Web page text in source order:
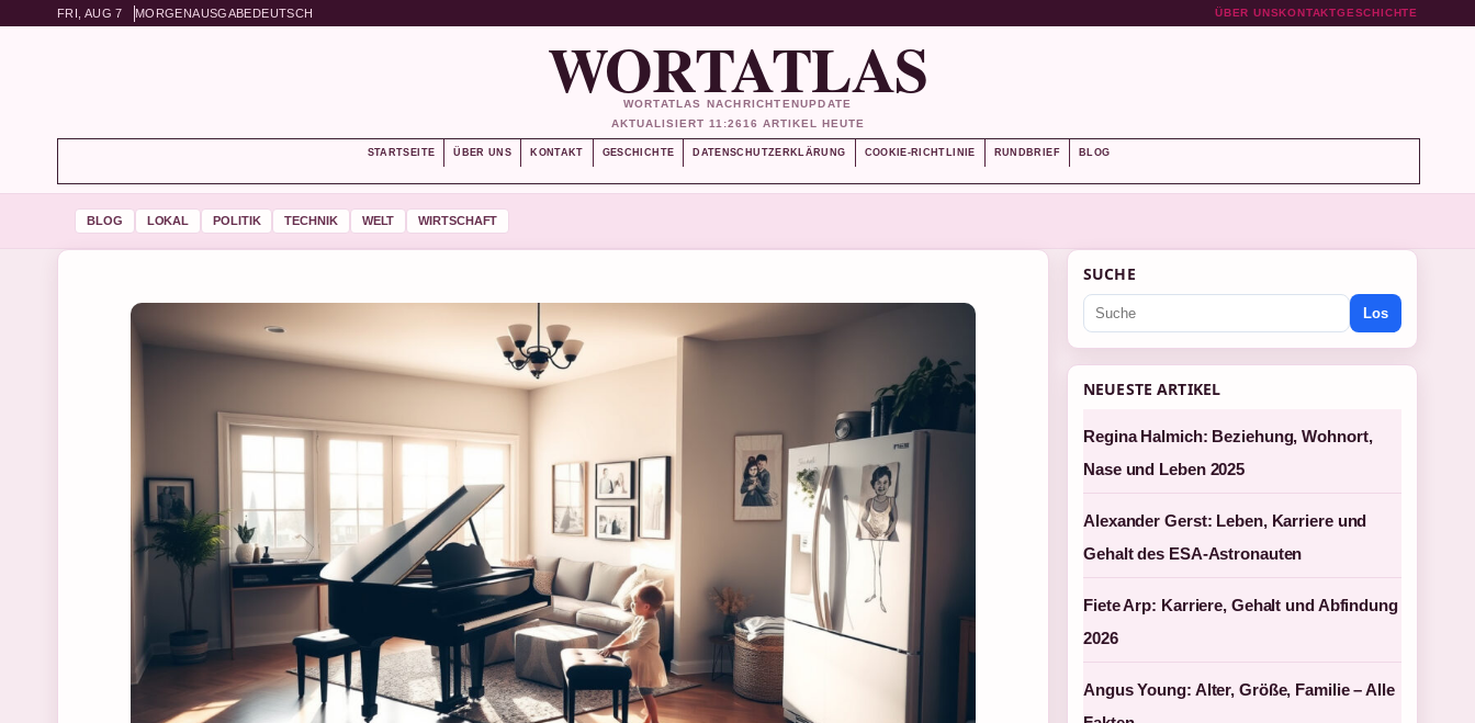
FRI, AUG 7 MORGENAUSGABEDEUTSCH ÜBER UNSKONTAKTGESCHICHTE
WORTATLAS
WORTATLAS NACHRICHTENUPDATE
AKTUALISIERT 11:2616 ARTIKEL HEUTE
STARTSEITE ÜBER UNS KONTAKT GESCHICHTE DATENSCHUTZERKLÄRUNG COOKIE-RICHTLINIE RUNDBRIEF BLOG
BLOG LOKAL POLITIK TECHNIK WELT WIRTSCHAFT
SUCHE
Los
NEUESTE ARTIKEL
Regina Halmich: Beziehung, Wohnort,
Nase und Leben 2025
Alexander Gerst: Leben, Karriere und
Gehalt des ESA-Astronauten
Fiete Arp: Karriere, Gehalt und Abfindung
2026
Angus Young: Alter, Größe, Familie – Alle